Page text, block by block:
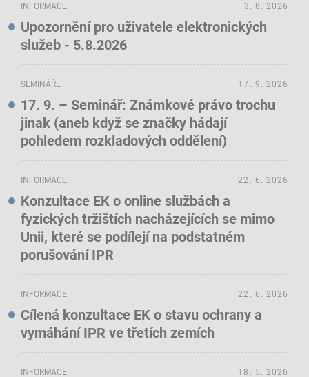
INFORMACE
Upozornění pro uživatele elektronických
služeb - 5.8.2026
3. 8. 2026
SEMINÁŘE
17. 9. – Seminář: Známkové právo trochu
jinak (aneb když se značky hádají
pohledem rozkladových oddělení)
17. 9. 2026
INFORMACE
Konzultace EK o online službách a
fyzických tržištích nacházejících se mimo
Unii, které se podílejí na podstatném
porušování IPR
22. 6. 2026
INFORMACE
Cílená konzultace EK o stavu ochrany a
vymáhání IPR ve třetích zemích
22. 6. 2026
INFORMACE 18. 5. 2026